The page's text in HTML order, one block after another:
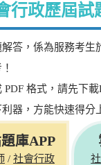
行政歷屆
答，係為服務考
格式，請先下載
器，方能快速得分
庫APP
/社會行政